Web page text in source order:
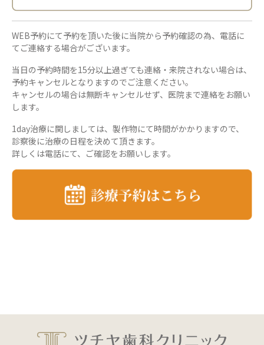
WEB予約にて予約を頂いた後に当院から予約確認の為、電話に
てご連絡する場合がございます。
当日の予約時間を15分以上過ぎても連絡・来院されない場合は、
予約キャンセルとなりますのでご注意ください。
キャンセルの場合は無断キャンセルせず、医院まで連絡をお願い
します。
1day治療に関しましては、製作物にて時間がかかりますので、
診察後に治療の日程を決めて頂きます。
詳しくは電話にて、ご確認をお願いします。